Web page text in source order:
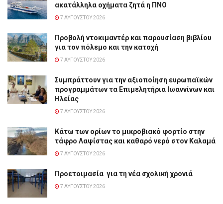
ακατάλληλα οχήματα ζητά η ΠΝΟ
7 ΑΥΓΟΎΣΤΟΥ 2026
Προβολή ντοκιμαντέρ και παρουσίαση βιβλίου
για τον πόλεμο και την κατοχή
7 ΑΥΓΟΎΣΤΟΥ 2026
Συμπράττουν για την αξιοποίηση ευρωπαϊκών
προγραμμάτων τα Επιμελητήρια Ιωαννίνων και
Ηλείας
7 ΑΥΓΟΎΣΤΟΥ 2026
Κάτω των ορίων το μικροβιακό φορτίο στην
τάφρο Λαψίστας και καθαρό νερό στον Καλαμά
7 ΑΥΓΟΎΣΤΟΥ 2026
Προετοιμασία για τη νέα σχολική χρονιά
7 ΑΥΓΟΎΣΤΟΥ 2026